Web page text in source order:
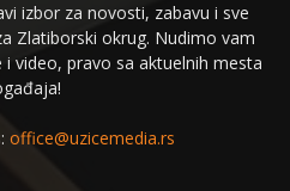
izbor za novosti, zabavu i sve
Zlatiborski okrug. Nudimo vam
video, pravo sa aktuelnih mesta
office@uzicemedia.rs